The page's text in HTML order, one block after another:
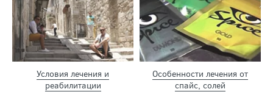
Условия лечения и
реабилитации
Особенности лечения от
спайс, солей